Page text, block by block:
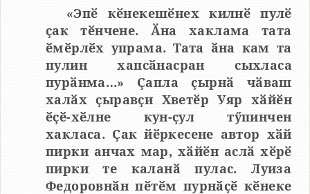
«Эпӗ кӗнекешӗнех килнӗ пулӗ
ҫак тӗнчене. Ӑна хаклама тата
ӗмӗрлӗх упрама. Тата ӑна кам та
пулин хапсӑнасран сыхласа
пурӑнма…» Ҫапла ҫырнӑ чӑваш
халӑх ҫыравҫи Хветӗр Уяр хӑйӗн
ӗҫӗ-хӗлне кун-ҫул тӳпинчен
хакласа. Ҫак йӗркесене автор хӑй
пирки анчах мар, хӑйӗн аслӑ хӗрӗ
пирки те каланӑ пулас. Луиза
Федоровнӑн пӗтӗм пурнӑҫӗ кӗнеке